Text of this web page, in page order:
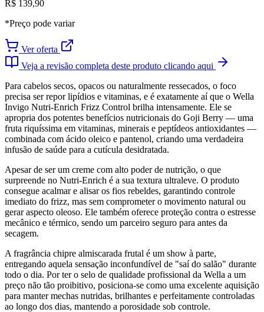
R$ 139,90
*Preço pode variar
Ver oferta
Veja a revisão completa deste produto clicando aqui
Para cabelos secos, opacos ou naturalmente ressecados, o foco
precisa ser repor lipídios e vitaminas, e é exatamente aí que o Wella
Invigo Nutri-Enrich Frizz Control brilha intensamente. Ele se
apropria dos potentes benefícios nutricionais do Goji Berry — uma
fruta riquíssima em vitaminas, minerais e peptídeos antioxidantes —
combinada com ácido oleico e pantenol, criando uma verdadeira
infusão de saúde para a cutícula desidratada.
Apesar de ser um creme com alto poder de nutrição, o que
surpreende no Nutri-Enrich é a sua textura ultraleve. O produto
consegue acalmar e alisar os fios rebeldes, garantindo controle
imediato do frizz, mas sem comprometer o movimento natural ou
gerar aspecto oleoso. Ele também oferece proteção contra o estresse
mecânico e térmico, sendo um parceiro seguro para antes da
secagem.
A fragrância chipre almiscarada frutal é um show à parte,
entregando aquela sensação inconfundível de "saí do salão" durante
todo o dia. Por ter o selo de qualidade profissional da Wella a um
preço não tão proibitivo, posiciona-se como uma excelente aquisição
para manter mechas nutridas, brilhantes e perfeitamente controladas
ao longo dos dias, mantendo a porosidade sob controle.